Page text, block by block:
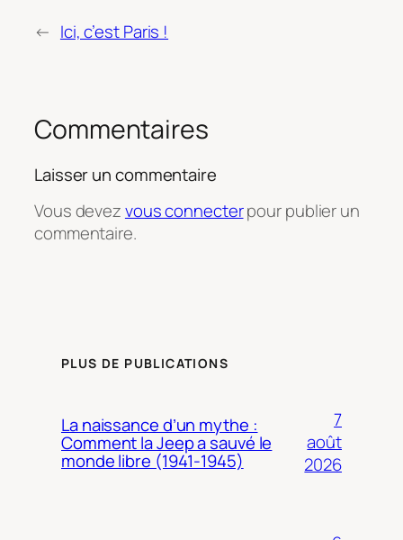
← Ici, c’est Paris !
Commentaires
Laisser un commentaire
Vous devezvous connecterpour publier un
commentaire.
PLUS DE PUBLICATIONS
La naissance d’un mythe :
Comment la Jeep a sauvé le
monde libre (1941-1945)
7
août
2026